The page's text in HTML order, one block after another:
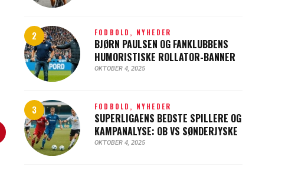
FODBOLD, NYHEDER
BJØRN PAULSEN OG FANKLUBBENS
HUMORISTISKE ROLLATOR-BANNER
OKTOBER 4, 2025
FODBOLD, NYHEDER
SUPERLIGAENS BEDSTE SPILLERE OG
KAMPANALYSE: OB VS SØNDERJYSKE
OKTOBER 4, 2025